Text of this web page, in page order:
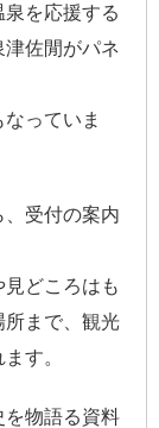
を応援する
佐閒がパネ
っていま
受付の案内
どころはも
所まで、観光
す。
を物語る資料